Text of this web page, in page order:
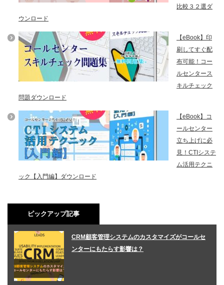
比較３２選ダ
ウンロード
【eBook】印
刷してすぐ配
布可能！コー
ルセンタース
キルチェック
問題ダウンロード
【eBook】コ
ールセンター
立ち上げに必
見！CTIシステ
ム活用テクニ
ック【入門編】ダウンロード
ピックアップ記事
CRM顧客管理システムのカスタマイズがコールセ
ンターにもたらす影響は？